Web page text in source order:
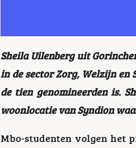
Sheila Uilenberg uit
in de sector Zorg, Welzijn en
de tien genomineerden is.
woonlocatie van Syndion
Mbo-studenten volgen het